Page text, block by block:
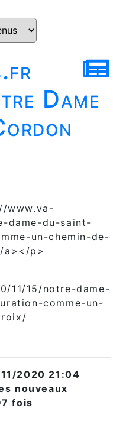
Dame
www.va-
dame-du-saint-
un-chemin-de-
p>
11/15/notre-dame-
comme-un-
2020 21:04
nouveaux
fois